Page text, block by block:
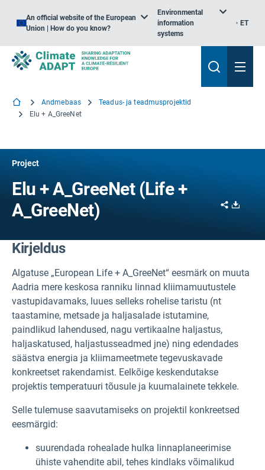
An official website of the European
Union | How do you know?
Environmental
information
systems
ET
Andmebaas
Teadus- ja teadmusprojektid
Elu + A_GreeNet
Project
Elu + A_GreeNet (Life +
A_GreeNet)
Share
Kirjeldus
Algatuse „European Life + A_GreeNet“ eesmärk on muuta
Aadria mere keskosa ranniku linnad kliimamuutustele
vastupidavamaks, luues selleks rohelise taristu (nt
taastamine, metsade ja haljasalade istutamine,
paindlikud lahendused, nagu vertikaalne haljastus,
haljaskatused, haljastusseadmed jne) ning edendades
säästva energia ja kliimameetmete tegevuskavade
konkreetset rakendamist. Eelkõige keskendutakse
projektis temperatuuri tõusule ja kuumalainete tekkele.
Selle tulemuse saavutamiseks on projektil konkreetsed
eesmärgid:
suurendada rohealade hulka linnaplaneerimise
ühiste vahendite abil, tehes kindlaks võimalikud